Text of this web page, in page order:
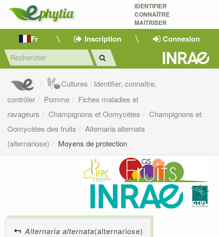
IDENTIFIER
CONNAÎTRE
MAÎTRISER
Fr Inscription Connexion
Cultures : Identifier, connaître,
contrôler
Pomme
Fiches maladies et
ravageurs
Champignons et Oomycètes
Champignons et
Oomycètes des fruits
Alternaria alternata
(alternariose)
Moyens de protection
Alternaria alternata(alternariose)